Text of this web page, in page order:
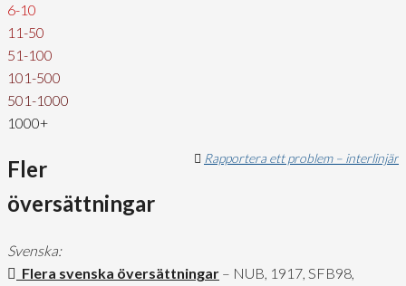
6-10
11-50
51-100
101-500
501-1000
1000+
Rapportera ett problem – interlinjär
Fler
översättningar
Svenska:
Flera svenska översättningar – NUB, 1917, SFB98,